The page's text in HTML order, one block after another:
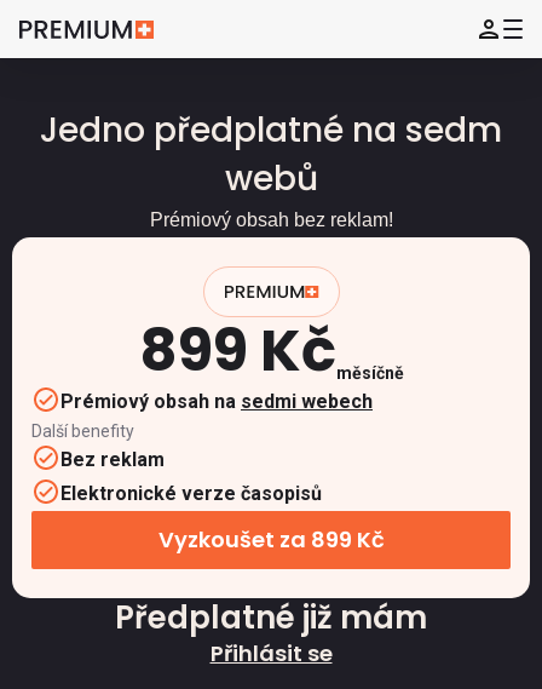
Jedno předplatné na sedm
webů
Prémiový obsah bez reklam!
899 Kčměsíčně
Prémiový obsah na sedmi webech
Další benefity
Bez reklam
Elektronické verze časopisů
Vyzkoušet za 899 Kč
Předplatné již mám
Přihlásit se